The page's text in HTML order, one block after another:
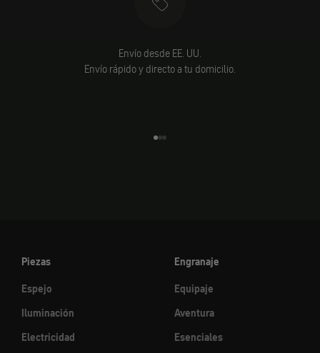
Envío desde EE. UU.
Envío rápido y directo a tu domicilio.
Ir al elemento 1
Ir al elemento 2
Ir al elemento 3
Piezas
Espejo
Iluminación
Electricidad
Engranaje
Equipaje
Aventura
Esenciales